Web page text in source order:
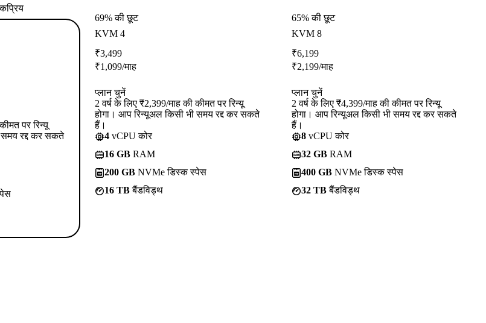
पर रिन्यू
समय रद्द कर सकते
69% की छूट
KVM 4
₹3,499
₹1,099/माह
प्लान चुनें
2 वर्ष के लिए ₹2,399/माह की कीमत पर रिन्यू
होगा। आप रिन्यूअल किसी भी समय रद्द कर सकते
हैं।
4 vCPU कोर
16 GB RAM
200 GB NVMe डिस्क स्पेस
16 TBबैंडविड्थ
65% की छूट
KVM 8
₹6,199
₹2,199/माह
प्लान चुनें
2 वर्ष के लिए ₹4,399/माह की कीमत पर रिन्यू
होगा। आप रिन्यूअल किसी भी समय रद्द कर सकते
हैं।
8 vCPU कोर
32 GB RAM
400 GB NVMe डिस्क स्पेस
32 TBबैंडविड्थ